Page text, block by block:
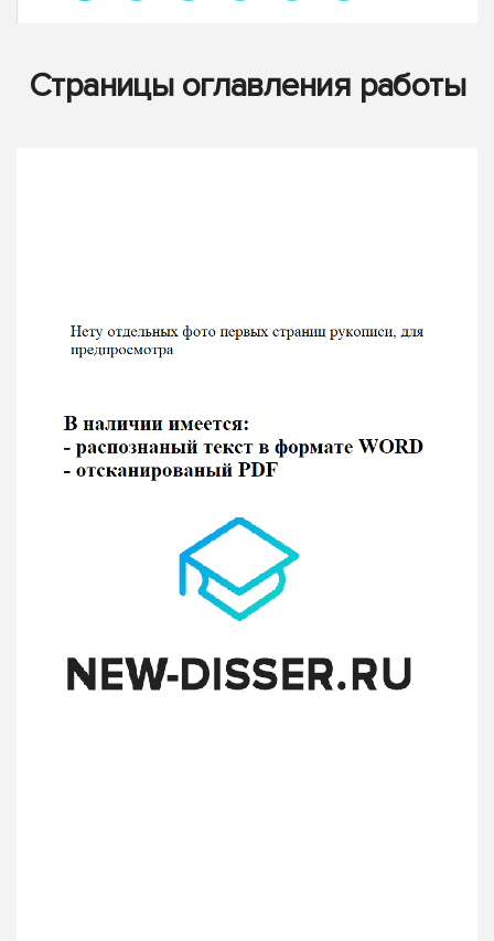
Страницы оглавления работы